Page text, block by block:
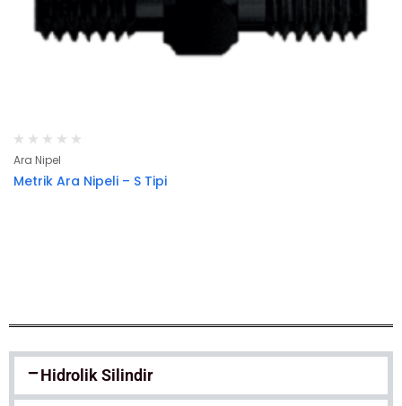
Ara Nipel
Metrik Ara Nipeli – S Tipi
Hidrolik Silindir